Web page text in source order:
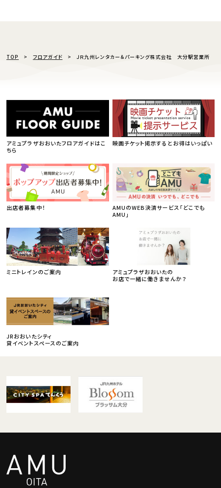
TOP フロアガイド ＪＲ九州レンタカー＆パーキング株式会社 大分駅営業所
アミュプラザおおいたフロアガイドはこ
ちら
映画チケット掲示するとお得はいっぱい
出店者募集中！
AMUのWEB決済サービス「どこでも
AMU」
ミニトレインのご案内
アミュプラザおおいたの
お店で一緒に働きませんか？
JRおおいたシティ
貸イベントスペースのご案内